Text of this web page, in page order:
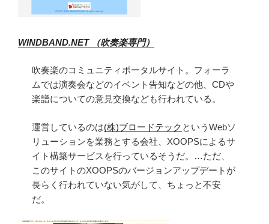
WINDBAND.NET （吹奏楽専門）
吹奏楽のコミュニティポータルサイト。フォーラ
ムでは演奏会などのイベント告知などの他、CDや
楽譜についての意見交換なども行われている。
運営しているのは(株)ブロードテック というWebソ
リューションを業務とする会社、XOOPSによるサ
イト構築サービスを行っているそうだ。…ただ、
このサイトのXOOPSのバージョンアップデートが
長らく行われていない気がして、ちょっと不安
だ。